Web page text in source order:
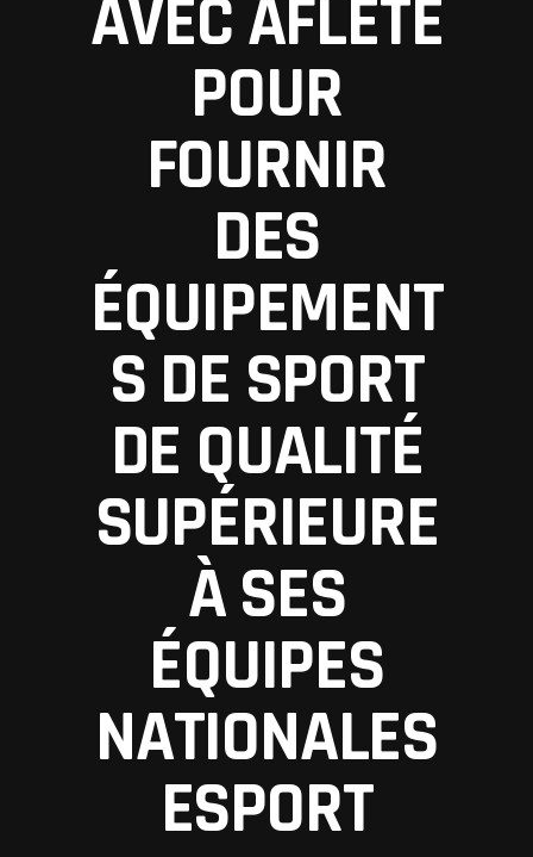
AVEC AFLETE
POUR
FOURNIR
DES
ÉQUIPEMENT
S DE SPORT
DE QUALITÉ
SUPÉRIEURE
À SES
ÉQUIPES
NATIONALES
ESPORT